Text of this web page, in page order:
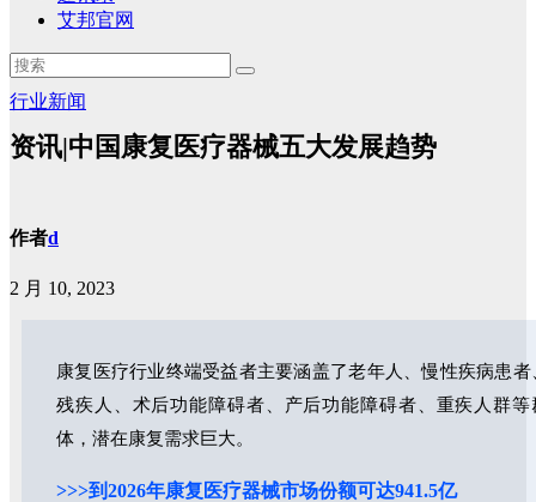
艾邦官网
行业新闻
资讯|中国康复医疗器械五大发展趋势
作者d
2 月 10, 2023
康复医疗行业终端受益者主要涵盖了老年人、慢性疾病患者
残疾人、术后功能障碍者、产后功能障碍者、重疾人群等
体，潜在康复需求巨大。
>>>到2026年康复医疗器械市场份额可达941.5亿